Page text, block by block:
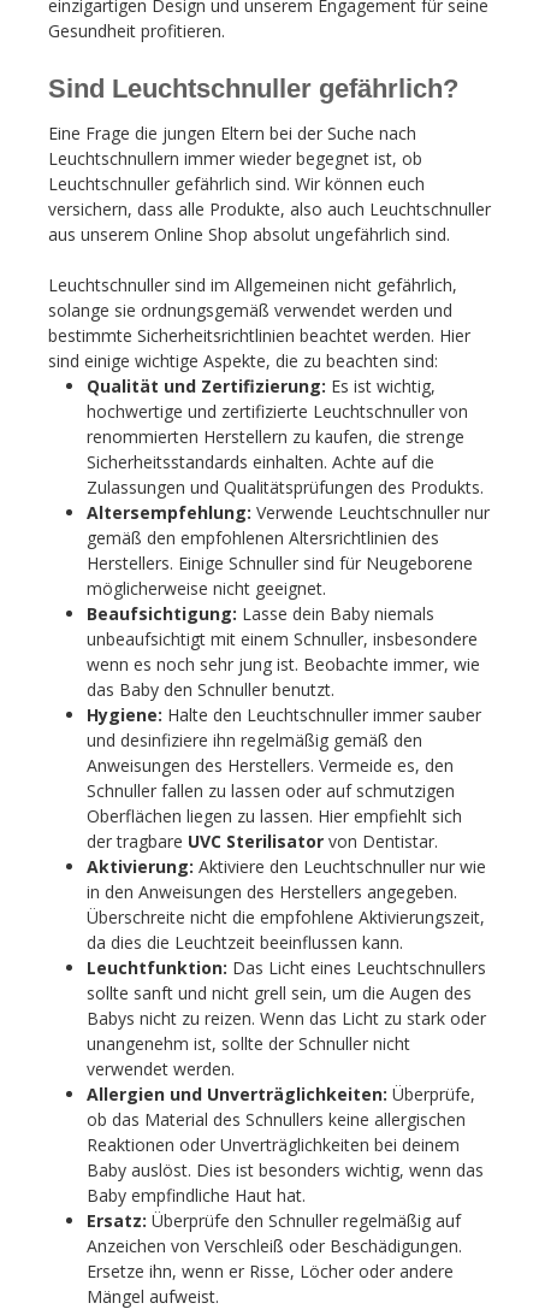
einzigartigen Design und unserem Engagement für seine
Gesundheit profitieren.
Sind Leuchtschnuller gefährlich?
Eine Frage die jungen Eltern bei der Suche nach
Leuchtschnullern immer wieder begegnet ist, ob
Leuchtschnuller gefährlich sind. Wir können euch
versichern, dass alle Produkte, also auch Leuchtschnuller
aus unserem Online Shop absolut ungefährlich sind.
Leuchtschnuller sind im Allgemeinen nicht gefährlich,
solange sie ordnungsgemäß verwendet werden und
bestimmte Sicherheitsrichtlinien beachtet werden. Hier
sind einige wichtige Aspekte, die zu beachten sind:
Qualität und Zertifizierung: Es ist wichtig,
hochwertige und zertifizierte Leuchtschnuller von
renommierten Herstellern zu kaufen, die strenge
Sicherheitsstandards einhalten. Achte auf die
Zulassungen und Qualitätsprüfungen des Produkts.
Altersempfehlung: Verwende Leuchtschnuller nur
gemäß den empfohlenen Altersrichtlinien des
Herstellers. Einige Schnuller sind für Neugeborene
möglicherweise nicht geeignet.
Beaufsichtigung: Lasse dein Baby niemals
unbeaufsichtigt mit einem Schnuller, insbesondere
wenn es noch sehr jung ist. Beobachte immer, wie
das Baby den Schnuller benutzt.
Hygiene: Halte den Leuchtschnuller immer sauber
und desinfiziere ihn regelmäßig gemäß den
Anweisungen des Herstellers. Vermeide es, den
Schnuller fallen zu lassen oder auf schmutzigen
Oberflächen liegen zu lassen. Hier empfiehlt sich
der tragbare UVC Sterilisator von Dentistar.
Aktivierung: Aktiviere den Leuchtschnuller nur wie
in den Anweisungen des Herstellers angegeben.
Überschreite nicht die empfohlene Aktivierungszeit,
da dies die Leuchtzeit beeinflussen kann.
Leuchtfunktion: Das Licht eines Leuchtschnullers
sollte sanft und nicht grell sein, um die Augen des
Babys nicht zu reizen. Wenn das Licht zu stark oder
unangenehm ist, sollte der Schnuller nicht
verwendet werden.
Allergien und Unverträglichkeiten: Überprüfe,
ob das Material des Schnullers keine allergischen
Reaktionen oder Unverträglichkeiten bei deinem
Baby auslöst. Dies ist besonders wichtig, wenn das
Baby empfindliche Haut hat.
Ersatz: Überprüfe den Schnuller regelmäßig auf
Anzeichen von Verschleiß oder Beschädigungen.
Ersetze ihn, wenn er Risse, Löcher oder andere
Mängel aufweist.